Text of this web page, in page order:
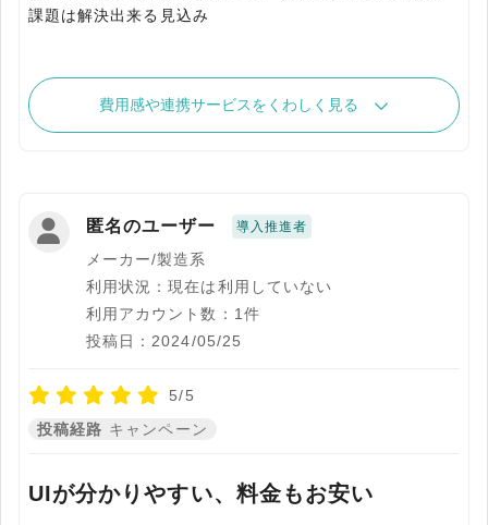
課題は解決出来る見込み
費用感や連携サービスをくわしく見る
匿名のユーザー 導入推進者
メーカー/製造系
利用状況：現在は利用していない
利用アカウント数：1件
投稿日：2024/05/25
5/5
投稿経路 キャンペーン
UIが分かりやすい、料金もお安い